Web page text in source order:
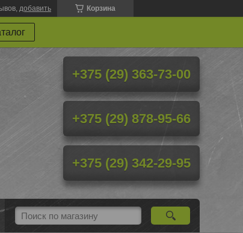
Корзина
добавить
+375 (29) 363-73-00
+375 (29) 878-95-66
+375 (29) 342-29-95